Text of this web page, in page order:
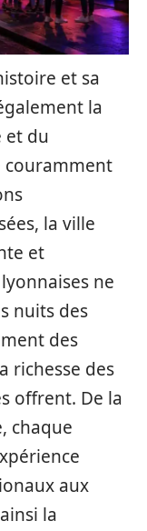
et sa
la
et du
couramment
la ville
et
ne
nuits des
des
richesse des
offrent. De la
chaque
aux
la